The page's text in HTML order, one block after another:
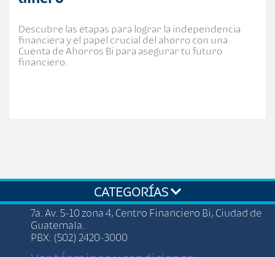
Descubre las etapas para lograr la independencia
financiera y el papel crucial del ahorro con una
Cuenta de Ahorros Bi para asegurar tu futuro
financiero.
CATEGORÍAS
7a. Av. 5-10 zona 4, Centro Financiero Bi, Ciudad de
Guatemala.
PBX: (502) 2420-3000